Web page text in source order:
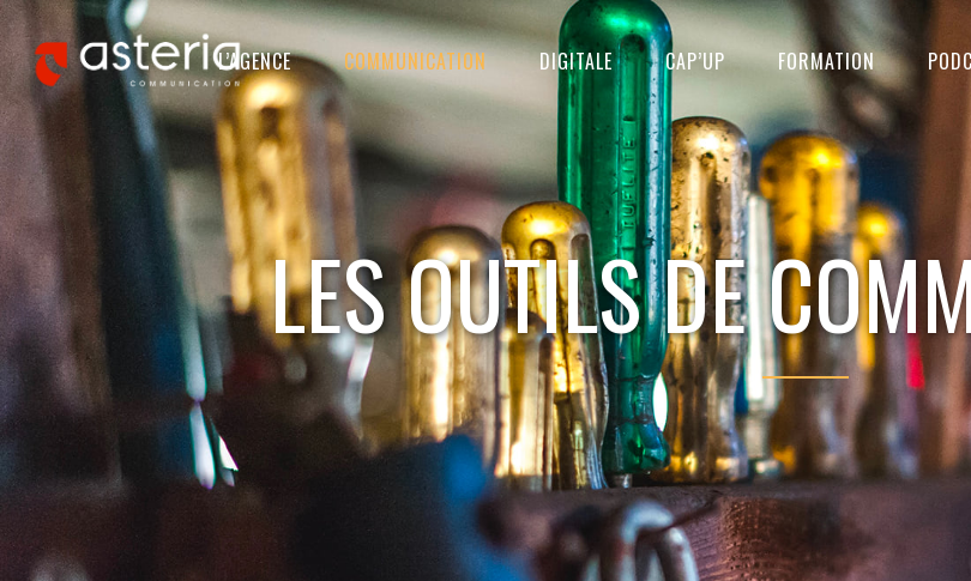
L’AGENCE COMMUNICATION DIGITALE CAP’UP FORMATION
LES OUTILS DE